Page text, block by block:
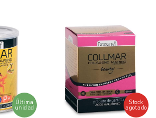
Última
unidad
Stock
agotado